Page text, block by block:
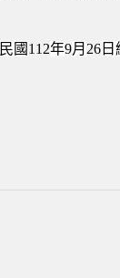
國 112年9月 26